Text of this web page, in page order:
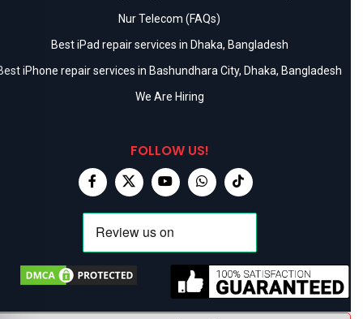
Nur Telecom (FAQs)
Best iPad repair services in Dhaka, Bangladesh
iPhone repair services in Bashundhara City, Dhaka, Bangladesh
We Are Hiring
FOLLOW US!